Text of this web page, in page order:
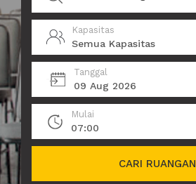
Kapasitas
Semua Kapasitas
Tanggal
09 Aug 2026
Mulai
07:00
CARI RUANGAN